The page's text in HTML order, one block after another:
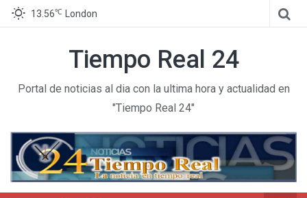
13.56℃ London
Tiempo Real 24
Portal de noticias al dia con la ultima hora y actualidad en
"Tiempo Real 24"